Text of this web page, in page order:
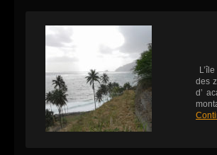
des
d’